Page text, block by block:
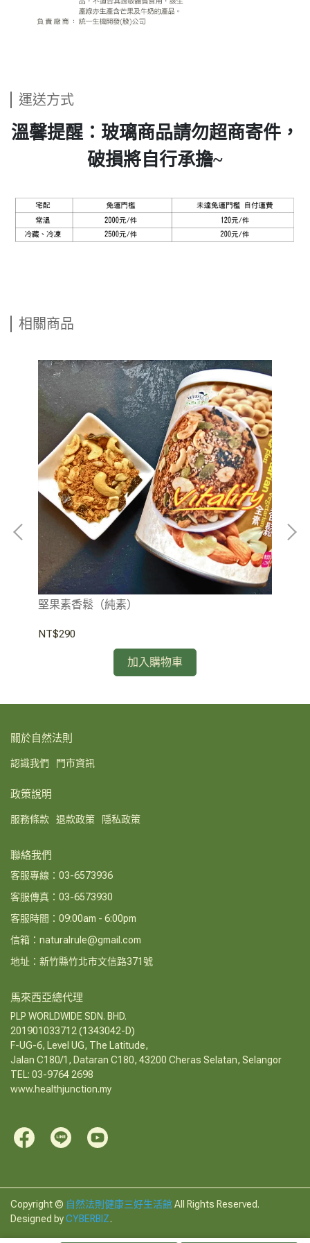
運送方式
溫馨提醒：玻璃商品請勿超商寄件，
破損將自行承擔~
相關商品
堅果素香鬆（純素）
NT$290
加入購物車
關於自然法則
認識我們 門市資訊
政策說明
服務條款 退款政策 隱私政策
聯絡我們
客服專線：03-6573936
客服傳真：03-6573930
客服時間：09:00am - 6:00pm
信箱：naturalrule@gmail.com
地址：新竹縣竹北市文信路371號
馬來西亞總代理
PLP WORLDWIDE SDN. BHD.
201901033712 (1343042-D)
F-UG-6, Level UG, The Latitude,
Jalan C180/1, Dataran C180, 43200 Cheras Selatan, Selangor
TEL: 03-9764 2698
www.healthjunction.my
Copyright © 自然法則健康三好生活館All Rights Reserved.
Designed byCYBERBIZ.